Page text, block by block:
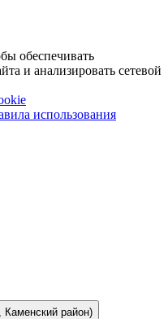
обеспечивать
и анализировать сетевой
использования
Каменский район)